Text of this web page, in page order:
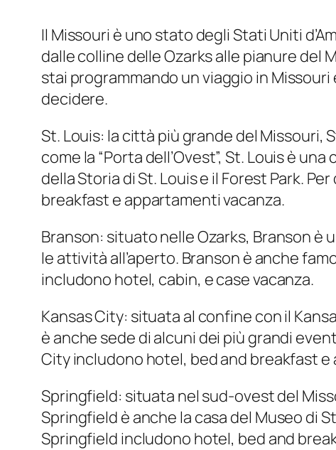
Il Missouri è uno stato degli Stati Uniti
dalle colline delle Ozarks alle pianure del
stai programmando un viaggio in
decidere.
St. Louis: la città più grande del Missouri,
come la “Porta dell’Ovest”, St. Louis è
della Storia di St. Louis e il Forest Park.
breakfast e appartamenti vacanza.
Branson: situato nelle Ozarks, Branson
le attività all’aperto. Branson è anche
includono hotel, cabin, e case vacanza.
Kansas City: situata al confine con il
è anche sede di alcuni dei più grandi
City includono hotel, bed and breakfast e
Springfield: situata nel sud-ovest del
Springfield è anche la casa del Museo di
Springfield includono hotel, bed and